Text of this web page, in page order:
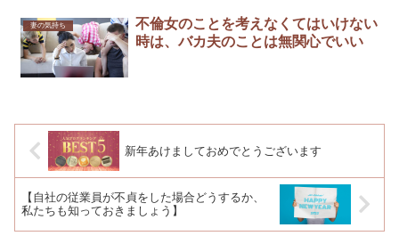
妻の気持ち
不倫女のことを考えなくてはいけない
時は、バカ夫のことは無関心でいい
新年あけましておめでとうございます
【自社の従業員が不貞をした場合どうするか、
私たちも知っておきましょう】